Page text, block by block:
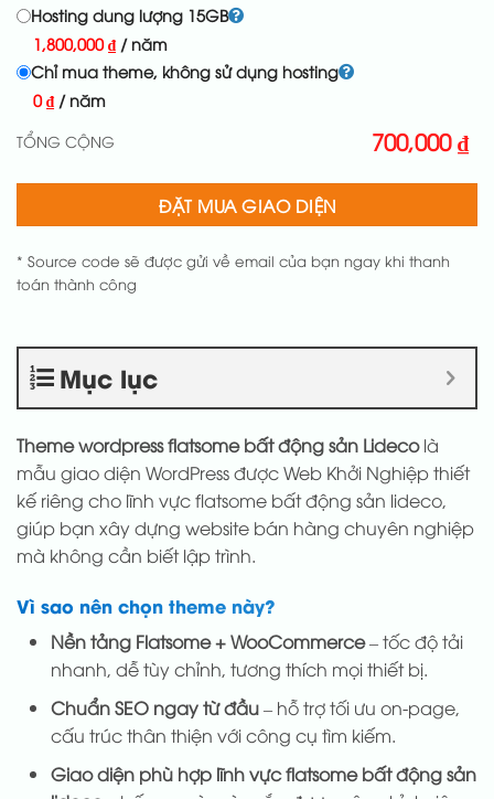
Hosting dung lượng 15GB
1,800,000₫ / năm
Chỉ mua theme, không sử dụng hosting
0₫ / năm
TỔNG CỘNG
700,000₫
ĐẶT MUA GIAO DIỆN
* Source code sẽ được gửi về email của bạn ngay khi thanh
toán thành công
Mục lục
Theme wordpress flatsome bất động sản Lidecolà
mẫu giao diện WordPress được Web Khởi Nghiệp thiết
kế riêng cho lĩnh vực flatsome bất động sản lideco,
giúp bạn xây dựng website bán hàng chuyên nghiệp
mà không cần biết lập trình.
Vì sao nên chọn theme này?
Nền tảng Flatsome + WooCommerce– tốc độ tải
nhanh, dễ tùy chỉnh, tương thích mọi thiết bị.
Chuẩn SEO ngay từ đầu– hỗ trợ tối ưu on-page,
cấu trúc thân thiện với công cụ tìm kiếm.
Giao diện phù hợp lĩnh vực flatsome bất động sản